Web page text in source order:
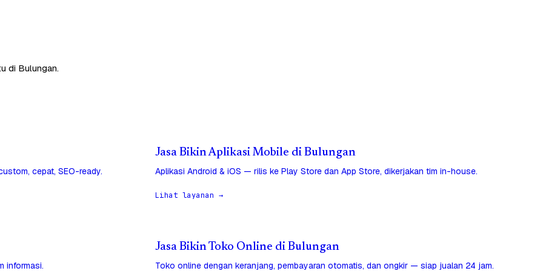
di Bulungan.
cepat, SEO-ready.
Jasa Bikin Aplikasi Mobile di Bulungan
Aplikasi Android & iOS — rilis ke Play Store dan App Store, dikerjakan tim in-house.
Lihat layanan →
informasi.
Jasa Bikin Toko Online di Bulungan
Toko online dengan keranjang, pembayaran otomatis, dan ongkir — siap jualan 24 jam.